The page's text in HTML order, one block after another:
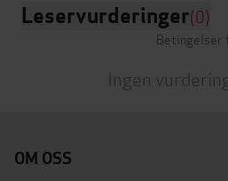
Leservurderinger(0)
Betingelser
Ingen
OM OSS